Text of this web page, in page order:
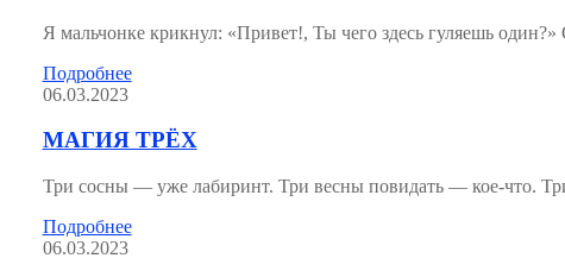
Я мальчонке крикнул: «Привет!, Ты чего здесь гуляешь
Подробнее
06.03.2023
МАГИЯ ТРЁХ
Три сосны — уже лабиринт. Три весны повидать — кое-что.
Подробнее
06.03.2023